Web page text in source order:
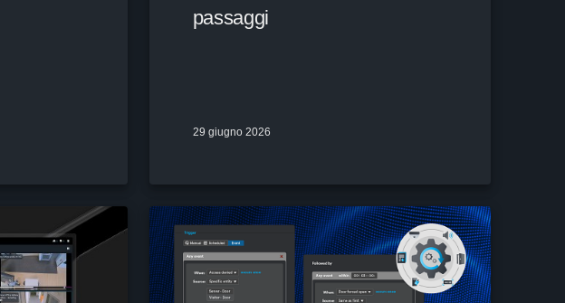
passaggi
29 giugno 2026